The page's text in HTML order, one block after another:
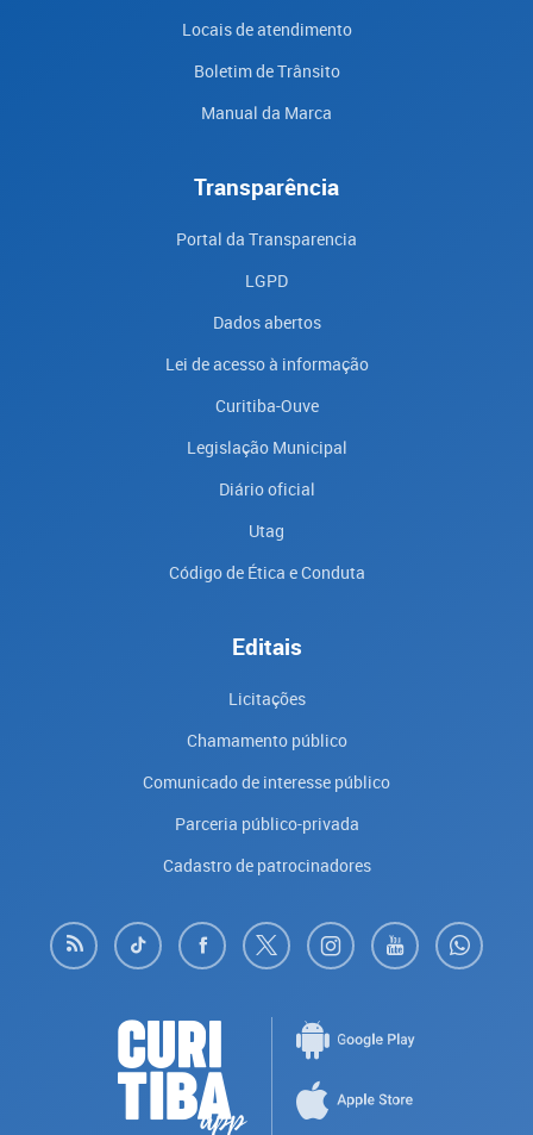
Locais de atendimento
Boletim de Trânsito
Manual da Marca
Transparência
Portal da Transparencia
LGPD
Dados abertos
Lei de acesso à informação
Curitiba-Ouve
Legislação Municipal
Diário oficial
Utag
Código de Ética e Conduta
Editais
Licitações
Chamamento público
Comunicado de interesse público
Parceria público-privada
Cadastro de patrocinadores